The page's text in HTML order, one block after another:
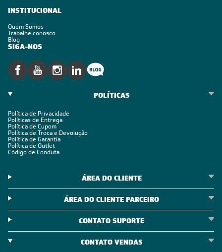
INSTITUCIONAL
Quem Somos
Trabalhe conosco
Blog
SIGA-NOS
POLÍTICAS
Política de Privacidade
Políticas de Entrega
Política de Cupom
Política de Troca e Devolução
Política de Garantia
Política de Outlet
Código de Conduta
ÁREA DO CLIENTE
ÁREA DO CLIENTE PARCEIRO
CONTATO SUPORTE
CONTATO VENDAS